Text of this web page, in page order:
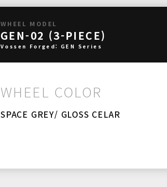
WHEEL MODEL
GEN-02 (3-PIECE)
Vossen Forged: GEN Series
WHEEL COLOR
SPACE GREY/ GLOSS CELAR